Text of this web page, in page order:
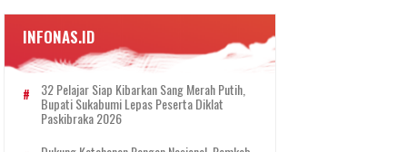
INFONAS.ID
32 Pelajar Siap Kibarkan Sang Merah Putih,
Bupati Sukabumi Lepas Peserta Diklat
Paskibraka 2026